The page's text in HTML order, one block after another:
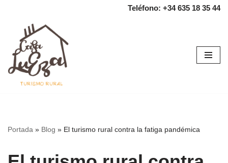
Saltar
contenido
Teléfono: +34 635 18 35 44
Portada » Blog » El turismo rural contra la fatiga pandémica